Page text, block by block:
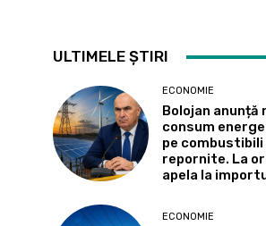
ULTIMELE ȘTIRI
ECONOMIE
Bolojan
consum
pe
repornite. La
apela la
ECONOMIE